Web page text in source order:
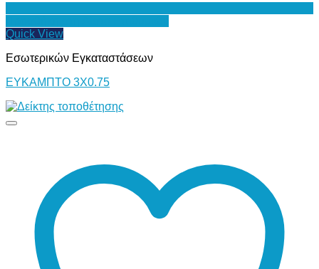
Quick View
Εσωτερικών Εγκαταστάσεων
ΕΥΚΑΜΠΤΟ 3Χ0.75